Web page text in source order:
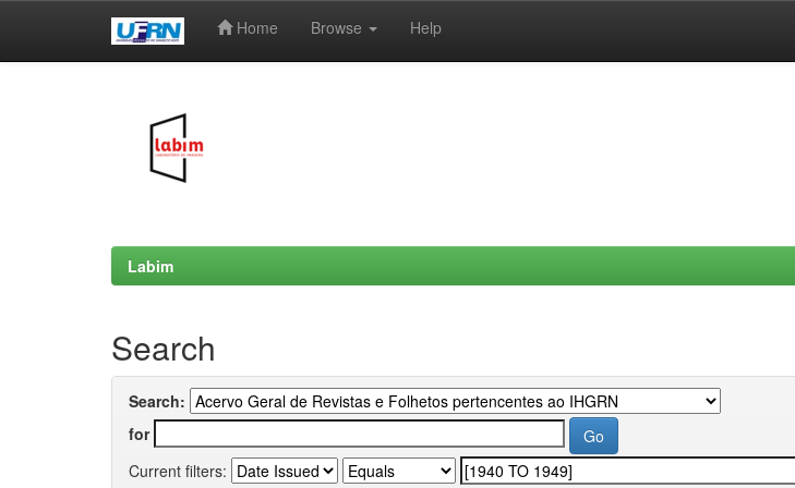
Home Browse Help
Labim
Search
Search:
for
Current filters: